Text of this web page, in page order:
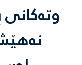
وتەکانی